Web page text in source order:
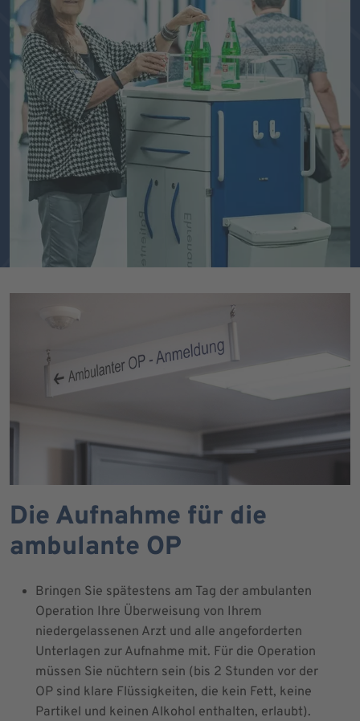
Die Aufnahme für die
ambulante OP
Bringen Sie spätestens am Tag der ambulanten
Operation Ihre Überweisung von Ihrem
niedergelassenen Arzt und alle angeforderten
Unterlagen zur Aufnahme mit. Für die Operation
müssen Sie nüchtern sein (bis 2 Stunden vor der
OP sind klare Flüssigkeiten, die kein Fett, keine
Partikel und keinen Alkohol enthalten, erlaubt).